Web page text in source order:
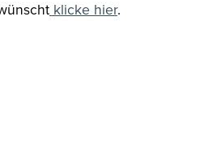
klicke hier.